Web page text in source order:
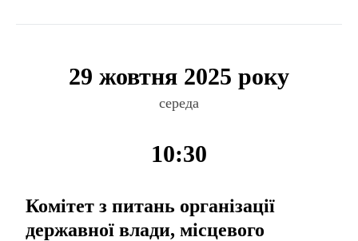
29 жовтня 2025 року
середа
10:30
Комітет з питань організації
державної влади, місцевого